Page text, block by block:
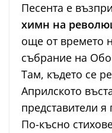
Песента е
химн на
още от времето
събрание на
Там, където се
Априлското
представители
По-късно